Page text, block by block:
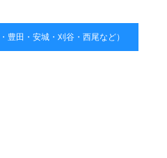
豊田・安城・刈谷・西尾など）